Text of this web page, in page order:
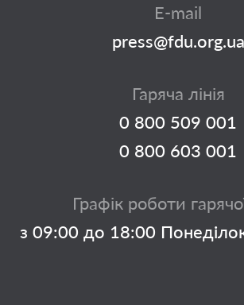
E-mail
press@fdu.org.ua
Гаряча лінія
0 800 509 001
0 800 603 001
Графік роботи гарячої
з 09:00 до 18:00